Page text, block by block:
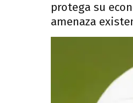
protega su
amenaza